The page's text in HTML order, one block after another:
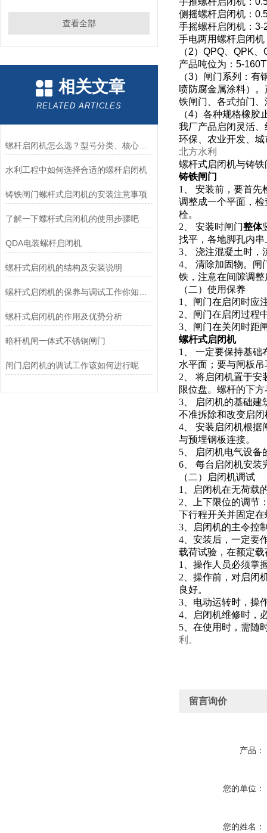
查看全部
相关文章
RELATED ARTICLES
螺杆启闭机怎么选？型号分类、核心参数与工程选型指南
水利工程中如何选择合适的螺杆启闭机
铸铁闸门螺杆式启闭机的安装注意事项
了解一下螺杆式启闭机的使用步骤吧
QDA电装螺杆启闭机
螺杆式启闭机的结构及安装说明
螺杆式启闭机的作用及优势分析
暗杆机闸一体式不锈钢闸门
闸门启闭机的调试工作该如何进行呢
侧摇螺杆启闭机：
手摇螺杆启闭机： 3-
手电两用螺杆启闭机
（2） QPQ QPK
产品吨位为： 5-160T
（3）闸门系列：有
喷防腐金属涂料）
铁闸门、各式拍门
（4）各种规格橡胶
我厂产品启闭灵活
环保、农业开发、
北方水利
螺杆式启闭机与铸
铸铁闸门
1、 安装前，要首先
调整成一个平面，
栓。
2、 安装时闸门整体
找平，各地脚孔内
3、 浇注混凝土时，
4、 清除加固物。闸
铁，注意在间隙调
（二）使用保养
1、闸门在启闭时应
2、闸门在启闭过程
3、闸门在关闭时距
螺杆式启闭机
1、 一定要保持基础
水平面；要与闸板
2、 将启闭机置于安
限位盘。螺杆的下
3、 启闭机的基础建
不准拆除和改变启
4、 安装启闭机根据
与预埋钢板连接。
5、 启闭机电气设备
6、 每台启闭机安装
（二）启闭机调试
1、启闭机在无荷载
2、上下限位的调节
下行程开关并固定在
3、启闭机的主令控
4、安装后，一定要
载荷试验，在额定
1、操作人员必须掌
2、操作前，对启闭
良好。
3、电动运转时，操
4、启闭机维修时，
5、在使用时，需随
利。
留言询价
产品：
您的单位：
您的姓名：